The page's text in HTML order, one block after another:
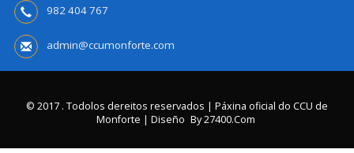
982 404 767
admin@ccumonforte.com
© 2017 . Todolos dereitos reservados | Páxina oficial do CCU de
Monforte | Diseño By 27400.com